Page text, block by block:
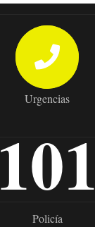
Urgencias
101
Policía